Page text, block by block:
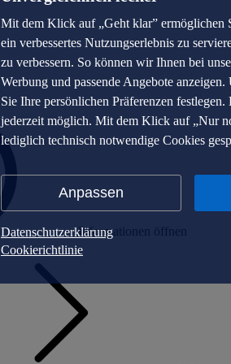
Mit dem Klick auf „Geht klar” ermöglichen
ein verbessertes Nutzungserlebnis zu
zu verbessern. So können wir Ihnen bei
Werbung und passende Angebote
Sie Ihre persönlichen Präferenzen
jederzeit möglich. Mit dem Klick auf „Nur
lediglich technisch notwendige Cookies
Anpassen
Datenschutzerklärung
Cookierichtlinie
Informationen öffnen